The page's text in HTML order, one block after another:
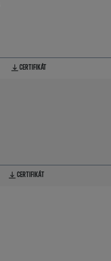
CERTIFIKÁT
CERTIFIKÁT